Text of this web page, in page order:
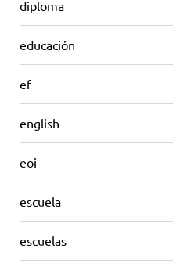
diploma
educación
ef
english
eoi
escuela
escuelas